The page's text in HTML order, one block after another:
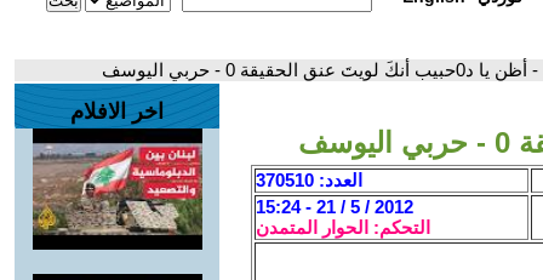
- أظن يا د0حبيب أنكَ لويتَ عنق الحقيقة 0 - حربي اليوسف
العدد: 370510
2012 / 5 / 21 - 15:24
التحكم: الحوار المتمدن
اخر الافلام